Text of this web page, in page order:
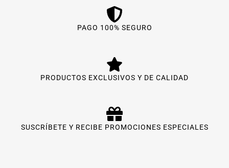
PAGO 100% SEGURO
PRODUCTOS EXCLUSIVOS Y DE CALIDAD
SUSCRÍBETE Y RECIBE PROMOCIONES ESPECIALES